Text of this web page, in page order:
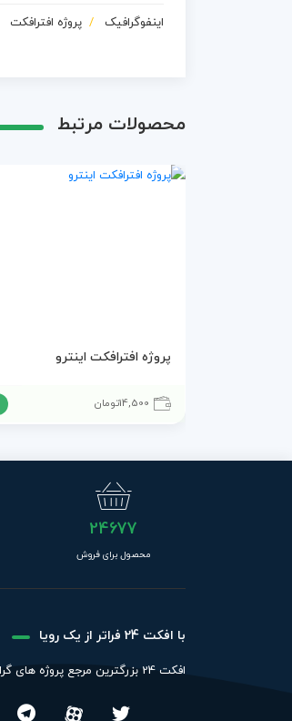
اینفوگرافیک پروژه افترافکت
محصولات مرتبط
پروژه افترافکت اینترو
14,500تومان
24677
محصول برای فروش
با افکت 24 فراتر از یک رویا
افکت 24 بزرگترین مرجع پروژه های گرافیکی در ایران